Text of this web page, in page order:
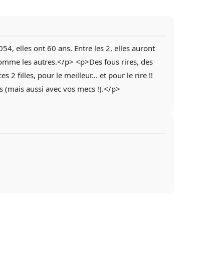
elles ont 60 ans. Entre les 2, elles auront
les autres.</p> <p>Des fous rires, des
2 filles, pour le meilleur... et pour le rire !!
aussi avec vos mecs !).</p>